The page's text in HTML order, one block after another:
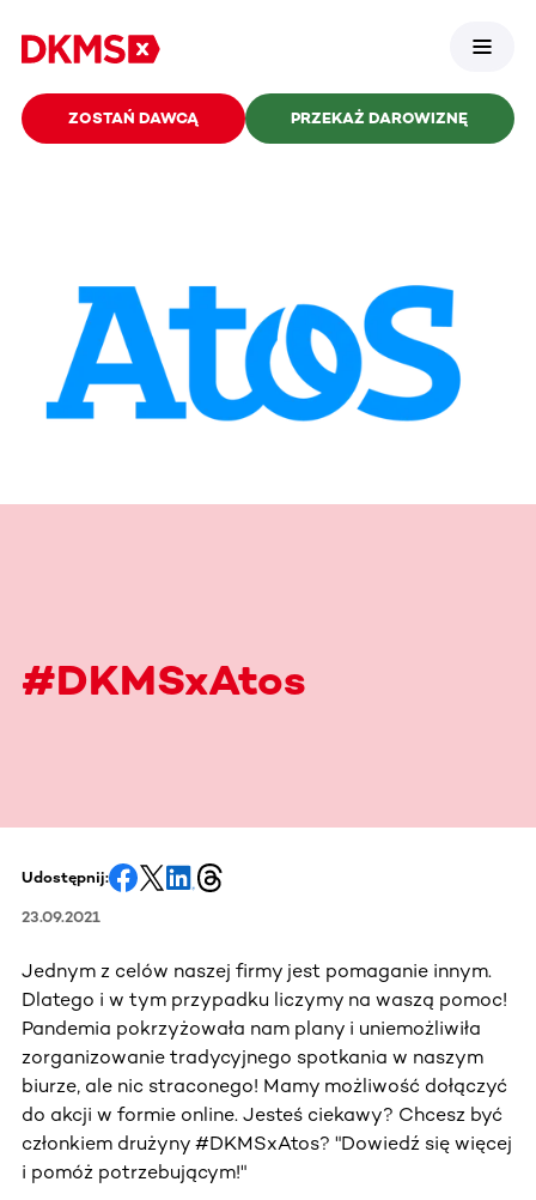
ZOSTAŃ DAWCĄ PRZEKAŻ DAROWIZNĘ
#DKMSxAtos
Udostępnij:
23.09.2021
Jednym z celów naszej firmy jest pomaganie innym.
Dlatego i w tym przypadku liczymy na waszą pomoc!
Pandemia pokrzyżowała nam plany i uniemożliwiła
zorganizowanie tradycyjnego spotkania w naszym
biurze, ale nic straconego! Mamy możliwość dołączyć
do akcji w formie online. Jesteś ciekawy? Chcesz być
członkiem drużyny #DKMSxAtos? "Dowiedź się więcej
i pomóż potrzebującym!"